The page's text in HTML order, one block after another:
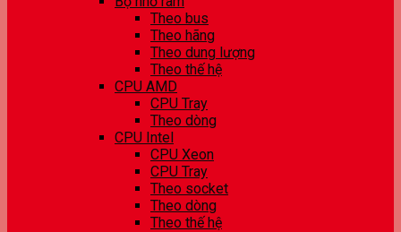
Theo bus
Theo hãng
Theo dung lượng
Theo thế hệ
CPU AMD
CPU Tray
Theo dòng
CPU Intel
CPU Xeon
CPU Tray
Theo socket
Theo dòng
Theo thế hệ